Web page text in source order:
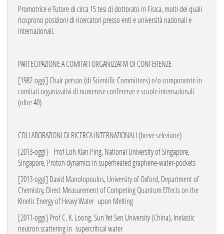
Promotrice e Tutore di circa 15 tesi di dottorato in Fisica, molti dei quali
ricoprono posizioni di ricercatori presso enti e università nazionali e
internazionali.
PARTECIPAZIONE A COMITATI ORGANIZZATIVI DI CONFERENZE
[1982-oggi] Chair person (di Scientific Committees) e/o componente in
comitati organizzativi di numerose conferenze e scuole internazionali
(oltre 40)
COLLABORAZIONI DI RICERCA INTERNAZIONALI(breve selezione)
[2013-oggi]
Prof Loh Kian Ping, National University of Singapore,
Singapore, Proton dynamicsin superheated graphene-water-pockets
[2013-oggi] David Manolopoulos, University of Oxford, Department of
Chemistry, DirectMeasurement of Competing Quantum Effects on the
Kinetic Energy of Heavy Water upon Melting
[2011-oggi] Prof C. K. Loong, Sun Yet Sen University (China), Inelastic
neutron scattering in supercritical water